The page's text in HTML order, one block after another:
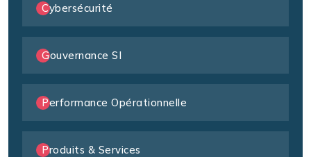
Cybersécurité
Gouvernance SI
Performance Opérationnelle
Produits & Services